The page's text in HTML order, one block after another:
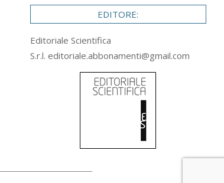
EDITORE:
Editoriale Scientifica
S.r.l. editoriale.abbonamenti@gmail.com